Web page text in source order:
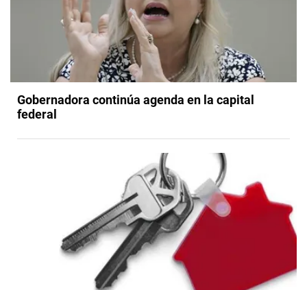
Gobernadora continúa agenda en la capital
federal